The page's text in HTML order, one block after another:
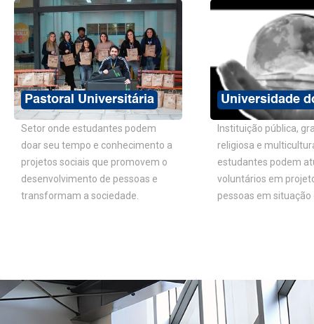
+ CURRÍCULO LATTES
Setor onde estudantes podem
doar seu tempo e conhecimento a
projetos sociais que promovem o
desenvolvimento de pessoas e
transformam a sociedade.
Pastoral Universitária
Instituição pública,
religiosa e
estudantes podem
voluntários em
pessoas em situação
Universidade